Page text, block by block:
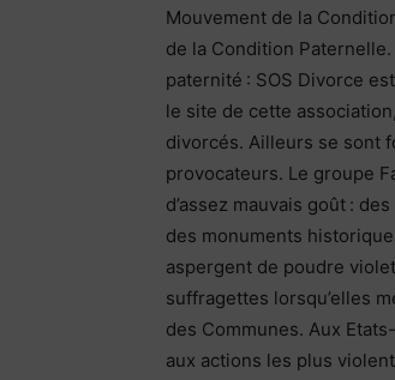
Mouvement de la
de la Condition
paternité : SOS Divorce
le site de cette
divorcés. Ailleurs se sont
provocateurs. Le groupe
d’assez mauvais goût :
des monuments
aspergent de poudre
suffragettes lorsqu’elles
des Communes. Aux
aux actions les plus